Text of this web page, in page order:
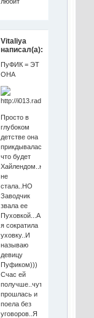
Vitaliya
написал(а):
ПуФИК = ЭТ
ОНА
Просто в
глубоком
детстве она
прикдывалась
что будет
Хайлендом..но
не
стала..НО
Заводчик
звала ее
Пуховкой...А
я сократила
уховку..И
называю
девицу
Пуфиком)))
Счас ей
получше..чуть
прошлась и
поела без
уговоров..Я